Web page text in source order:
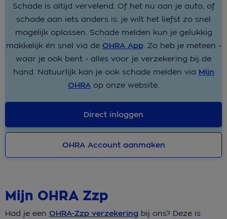
Schade is altijd vervelend. Of het nu aan je auto, of
schade aan iets anders is: je wilt het liefst zo snel
mogelijk oplossen. Schade melden kun je gelukkig
makkelijk én snel via de OHRA App. Zo heb je meteen -
waar je ook bent - alles voor je verzekering bij de
hand. Natuurlijk kan je ook schade melden via Mijn
OHRA op onze website.
Direct inloggen
OHRA Account aanmaken
Mijn OHRA Zzp
Had je een OHRA-Zzp verzekering bij ons? Deze is